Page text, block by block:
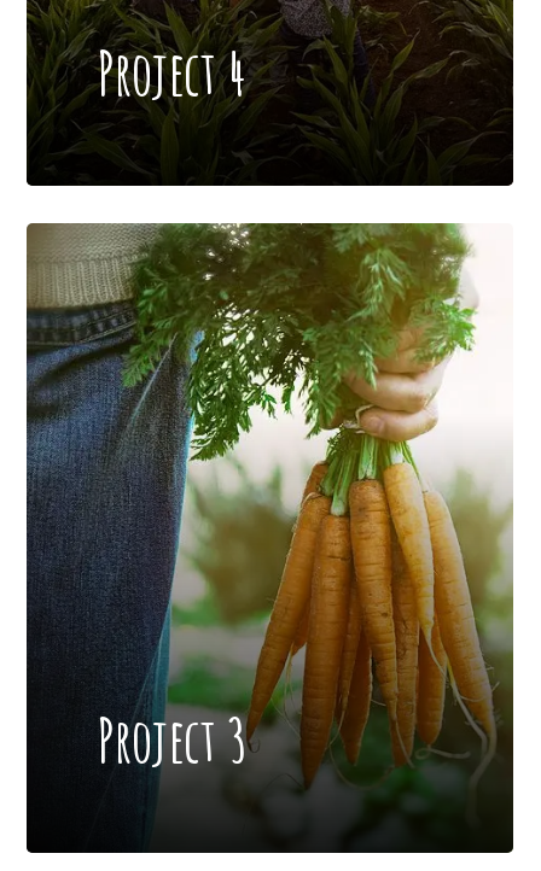
Project 4
Project 3